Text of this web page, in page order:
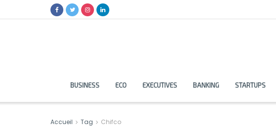
BUSINESS ECO EXECUTIVES BANKING STARTUPS
Accueil Tag Chifco